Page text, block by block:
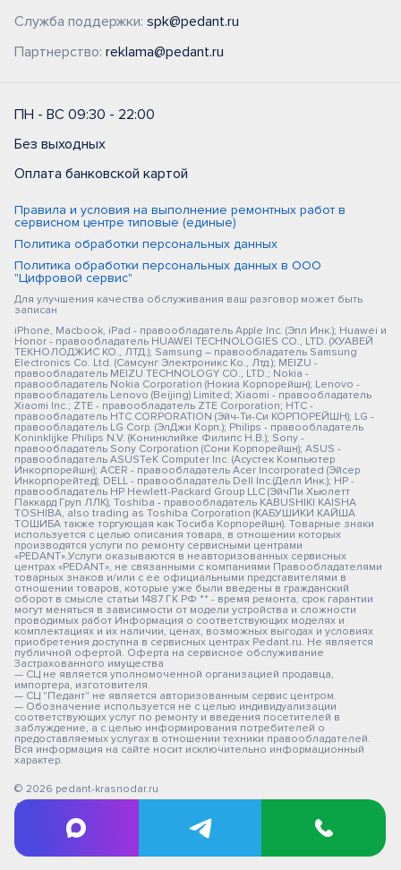
Служба поддержки: spk@pedant.ru
Партнерство: reklama@pedant.ru
ПН - ВС 09:30 - 22:00
Без выходных
Оплата банковской картой
Правила и условия на выполнение ремонтных работ в
сервисном центре типовые (единые)
Политика обработки персональных данных
Политика обработки персональных данных в ООО
"Цифровой сервис"
Для улучшения качества обслуживания ваш разговор может быть
записан
iPhone, Macbook, iPad - правообладатель Apple Inc. (Эпл Инк.); Huawei и
Honor - правообладатель HUAWEI TECHNOLOGIES CO., LTD. (ХУАВЕЙ
ТЕКНОЛОДЖИС КО., ЛТД.); Samsung – правообладатель Samsung
Electronics Co. Ltd. (Самсунг Электроникс Ко., Лтд.); MEIZU -
правообладатель MEIZU TECHNOLOGY CO., LTD.; Nokia -
правообладатель Nokia Corporation (Нокиа Корпорейшн); Lenovo -
правообладатель Lenovo (Beijing) Limited; Xiaomi - правообладатель
Xiaomi Inc.; ZTE - правообладатель ZTE Corporation; HTC -
правообладатель HTC CORPORATION (Эйч-Ти-Си КОРПОРЕЙШН); LG -
правообладатель LG Corp. (ЭлДжи Корп.); Philips - правообладатель
Koninklijke Philips N.V. (Конинклийке Филипс Н.В.); Sony -
правообладатель Sony Corporation (Сони Корпорейшн); ASUS -
правообладатель ASUSTeK Computer Inc. (Асустек Компьютер
Инкорпорейшн); ACER - правообладатель Acer Incorporated (Эйсер
Инкорпорейтед); DELL - правообладатель Dell Inc.(Делл Инк.); HP -
правообладатель HP Hewlett-Packard Group LLC (ЭйчПи Хьюлетт
Паккард Груп ЛЛК); Toshiba - правообладатель KABUSHIKI KAISHA
TOSHIBA, also trading as Toshiba Corporation (КАБУШИКИ КАЙША
ТОШИБА также торгующая как Тосиба Корпорейшн). Товарные знаки
используется с целью описания товара, в отношении которых
производятся услуги по ремонту сервисными центрами
«PEDANT».Услуги оказываются в неавторизованных сервисных
центрах «PEDANT», не связанными с компаниями Правообладателями
товарных знаков и/или с ее официальными представителями в
отношении товаров, которые уже были введены в гражданский
оборот в смысле статьи 1487 ГК РФ ** - время ремонта, срок гарантии
могут меняться в зависимости от модели устройства и сложности
проводимых работ Информация о соответствующих моделях и
комплектациях и их наличии, ценах, возможных выгодах и условиях
приобретения доступна в сервисных центрах Pedant.ru. Не является
публичной офертой. Оферта на сервисное обслуживание
Застрахованного имущества
— СЦ не является уполномоченной организацией продавца,
импортера, изготовителя.
— СЦ "Педант" не является авторизованным сервис центром.
— Обозначение используется не с целью индивидуализации
соответствующих услуг по ремонту и введения посетителей в
заблуждение, а с целью информирования потребителей о
предоставляемых услугах в отношении техники правообладателей.
Вся информация на сайте носит исключительно информационный
характер.
© 2026 pedant-krasnodar.ru
Любое использование либо копирование материалов сайта,
элементов дизайна и оформления не допускается.